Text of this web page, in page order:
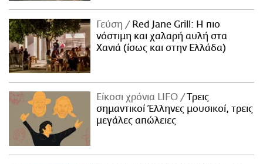
Γεύση
Red Jane Grill: Η πιο
νόστιμη και χαλαρή αυλή στα
Χανιά (ίσως και στην Ελλάδα)
Είκοσι χρόνια LIFO
Tρεις
σημαντικοί Έλληνες μουσικοί, τρεις
μεγάλες απώλειες